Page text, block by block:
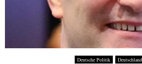
Deutsche Politik Deutschland